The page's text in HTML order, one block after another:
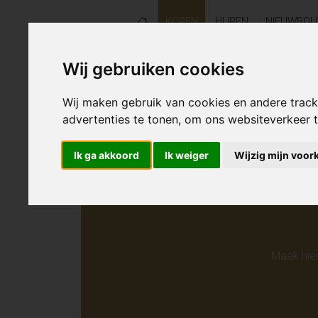
Wij gebruiken cookies
Wij maken gebruik van cookies en andere
advertenties te tonen, om ons websiteverkeer
Ik ga akkoord Ik weiger Wijzig mijn
KOPEN HUREN
Helaas
Maak